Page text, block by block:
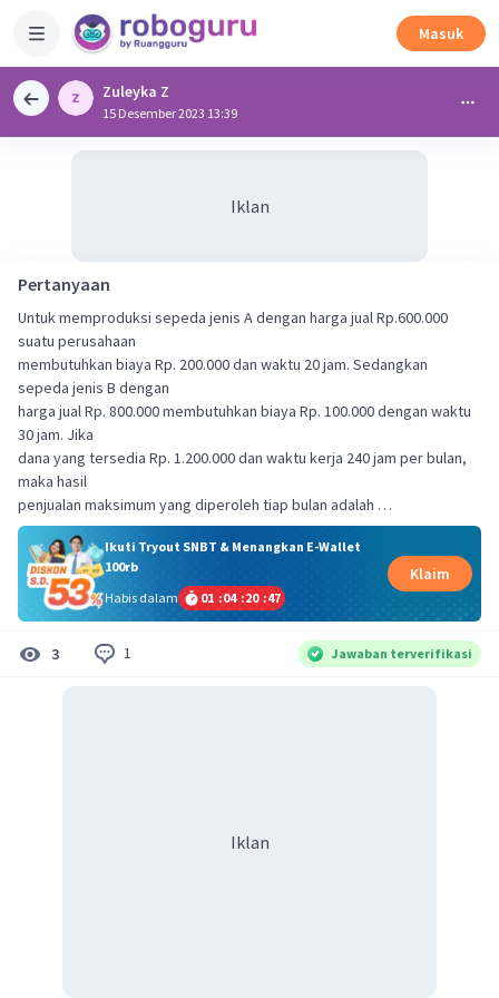
Masuk
Zuleyka Z
15 Desember 2023 13:39
Iklan
Pertanyaan
Untuk memproduksi sepeda jenis A dengan harga jual Rp.600.000
suatu perusahaan
membutuhkan biaya Rp. 200.000 dan waktu 20 jam. Sedangkan
sepeda jenis B dengan
harga jual Rp. 800.000 membutuhkan biaya Rp. 100.000 dengan waktu
30 jam. Jika
dana yang tersedia Rp. 1.200.000 dan waktu kerja 240 jam per bulan,
maka hasil
penjualan maksimum yang diperoleh tiap bulan adalah …
Ikuti Tryout SNBT & Menangkan E-Wallet
100rb
Habis dalam
01 :04 :20 :46
Klaim
3 1 Jawaban terverifikasi
Iklan